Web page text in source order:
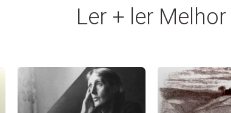
Ler + ler Melhor